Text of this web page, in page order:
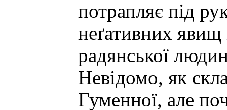
потрапляє під
неґативних явищ
радянської
Невідомо, як
Гуменної, але